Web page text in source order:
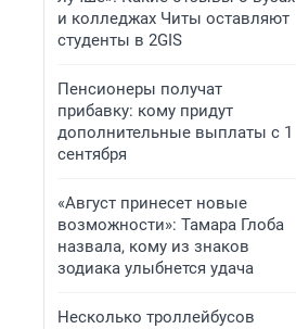
и колледжах Читы оставляют
студенты в 2GIS
Пенсионеры получат
прибавку: кому придут
дополнительные выплаты с 1
сентября
«Август принесет новые
возможности»: Тамара Глоба
назвала, кому из знаков
зодиака улыбнется удача
Несколько троллейбусов